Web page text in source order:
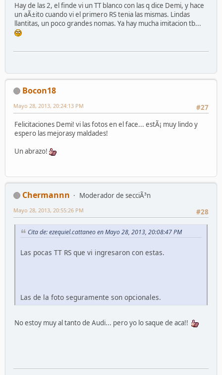
Hay de las 2, el finde vi un TT blanco con las q dice Demi, y hace
un aÃ±ito cuando vi el primero RS tenia las mismas. Lindas
llantitas, un poco grandes nomas. Ya hay mucha imitacion tb...
Bocon18
#27
Mayo 28, 2013, 20:24:13 PM
Felicitaciones Demi! vi las fotos en el face... estÃ¡ muy lindo y
espero las mejorasy maldades!
Un abrazo!
Chermannn
Moderador de secciÃ³n
#28
Mayo 28, 2013, 20:55:26 PM
Cita de: ezequiel.cattaneo en Mayo 28, 2013, 20:08:47 PM
Las pocas TT RS que vi ingresaron con estas.
Las de la foto seguramente son opcionales.
No estoy muy al tanto de Audi... pero yo lo saque de aca!!